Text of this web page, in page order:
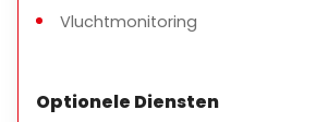
Vluchtmonitoring
Optionele Diensten